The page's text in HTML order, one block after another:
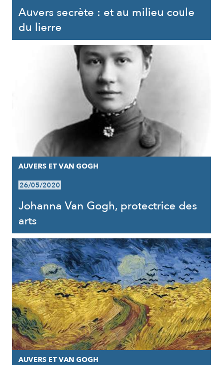
Auvers secrète : et au milieu coule
du lierre
AUVERS ET VAN GOGH
26/05/2020
Johanna Van Gogh, protectrice des
arts
AUVERS ET VAN GOGH